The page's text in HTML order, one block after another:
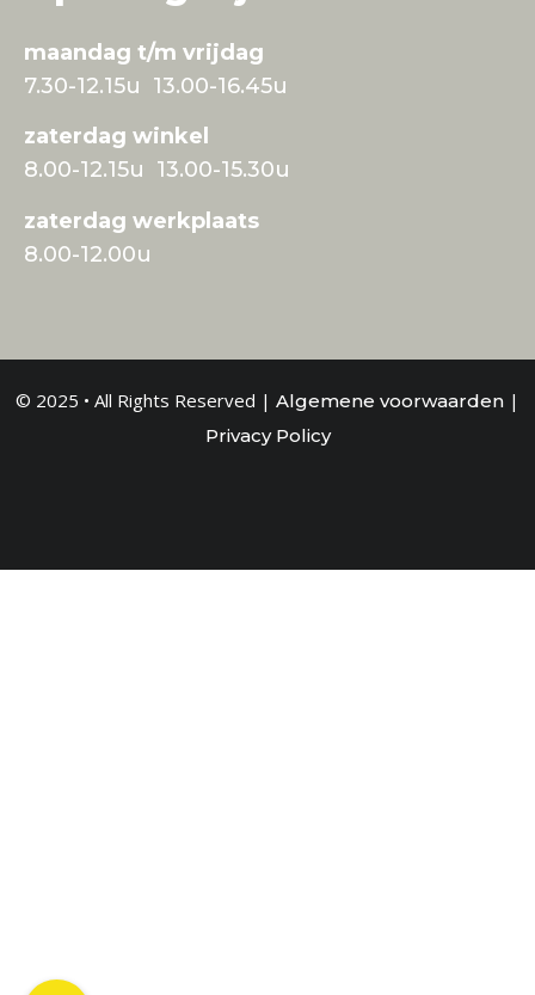
maandag t/m vrijdag
7.30-12.15u 13.00-16.45u
zaterdag winkel
8.00-12.15u 13.00-15.30u
zaterdag werkplaats
8.00-12.00u
© 2025 • All Rights Reserved | Algemene voorwaarden |
Privacy Policy